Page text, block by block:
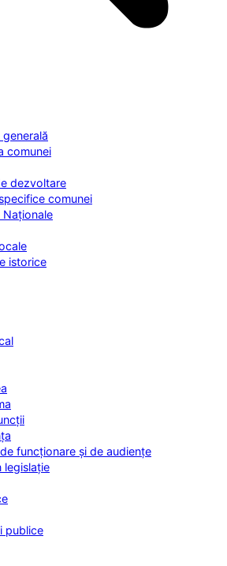
comunei
dezvoltare
comunei
Naționale
istorice
funcționare și de audiențe
legislație
publice